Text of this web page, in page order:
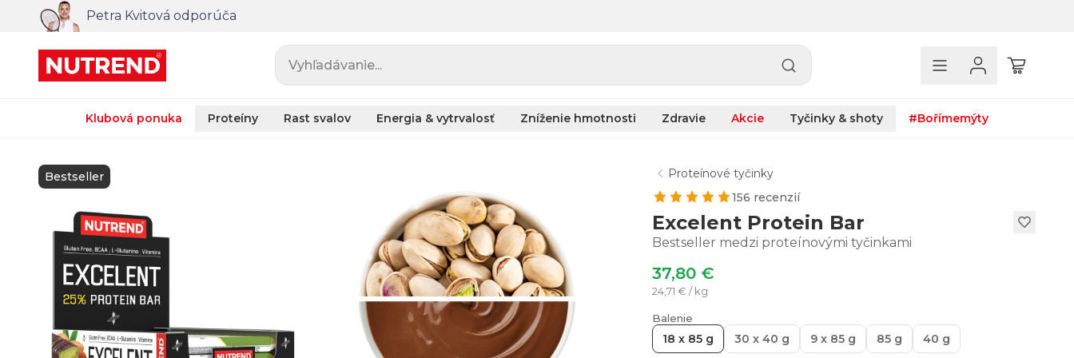
Petra Kvitová odporúča
Vyhľadávanie...
Klubová ponuka Proteíny Rast svalov Energia & vytrvalosť Zníženie hmotnosti Zdravie Akcie Tyčinky & shoty #Bořímemýty
Bestseller
Proteínové tyčinky
156 recenzií
Excelent Protein Bar
Bestseller medzi proteínovými tyčinkami
37,80 €
24,71 € / kg
Balenie
18 x 85 g 30 x 40 g 9 x 85 g 85 g 40 g